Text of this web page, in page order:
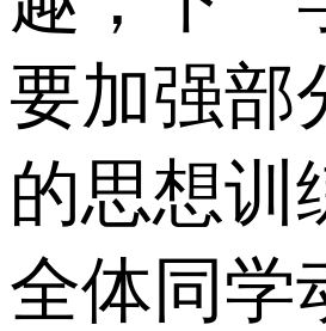
要加强部
的思想训
全体同学